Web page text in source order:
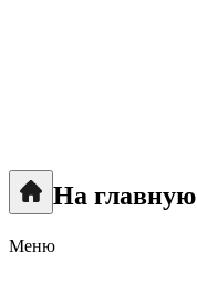
На главную
Меню